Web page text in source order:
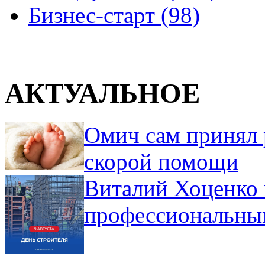
Бизнес-старт (98)
АКТУАЛЬНОЕ
Омич сам принял
скорой помощи
Виталий Хоценко